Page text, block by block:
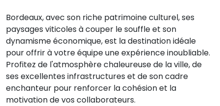
Bordeaux, avec son riche patrimoine culturel, ses
paysages viticoles à couper le souffle et son
dynamisme économique, est la destination idéale
pour offrir à votre équipe une expérience inoubliable.
Profitez de l'atmosphère chaleureuse de la ville, de
ses excellentes infrastructures et de son cadre
enchanteur pour renforcer la cohésion et la
motivation de vos collaborateurs.